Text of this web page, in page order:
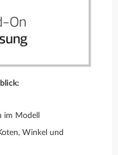
im Modell
Winkel und